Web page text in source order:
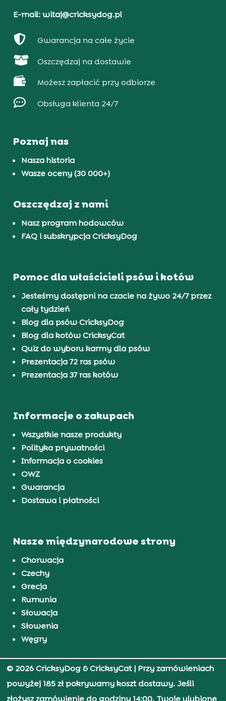
E-mail: witaj@cricksydog.pl
 Gwarancja na całe życie
 Oszczędzaj na dostawie
 Możesz zapłacić przy odbiorze
 Obsługa klienta 24/7
Poznaj nas
Nasza historia
Wasze oceny (30 000+)
Oszczędzaj z nami
Nasz program hodowców
FAQ i subskrypcja CricksyDog
Pomoc dla właścicieli psów i kotów
Jesteśmy dostępni na czacie na żywo 24/7 przez
cały tydzień
Blog dla psów CricksyDog
Blog dla kotów CricksyCat
Quiz do wyboru karmy dla psów
Prezentacja 72 ras psów
Prezentacja 37 ras kotów
Informacje o zakupach
Wszystkie nasze produkty
Polityka prywatności
Informacja o cookies
OWZ
Gwarancja
Dostawa i płatności
Nasze międzynarodowe strony
Chorwacja
Czechy
Grecja
Rumunia
Słowacja
Słowenia
Węgry
© 2026 CricksyDog & CricksyCat| Przy zamówieniach
powyżej 185 zł pokrywamy koszt dostawy. Jeśli
złożysz zamówienie do godziny 14:00, Twoje ulubione